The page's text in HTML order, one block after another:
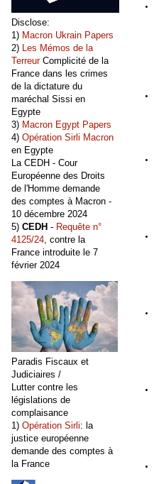
Disclose:
1) Macron Ukrain Papers
2) Les Mémos de la
TerreurComplicité de la
France dans les crimes
de la dictature du
maréchal Sissi en
Egypte
3) Macron Egypt Papers
4) Opération Sirli Macron
en Egypte
La CEDH - Cour
Européenne des Droits
de l'Homme demande
des comptes à Macron -
10 décembre 2024
5) CEDH - Requête n°
4125/24, contre la
France introduite le 7
février 2024
Paradis Fiscaux et
Judiciaires /
Lutter contre les
législations de
complaisance
1) Opération Sirli: la
justice européenne
demande des comptes à
la France